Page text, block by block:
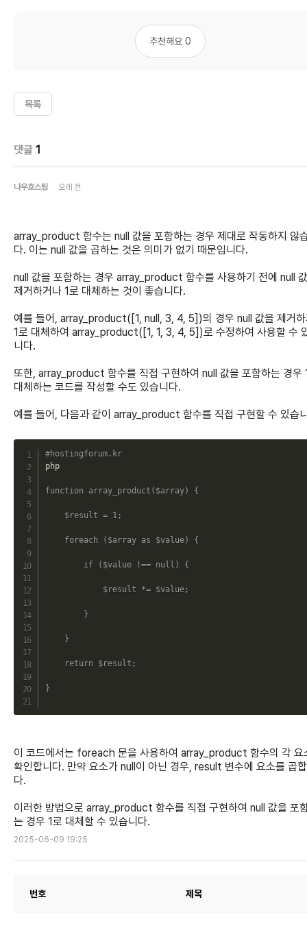
추천해요 0
목록
댓글 1
나우호스팅 오래 전
array_product 함수는 null 값을 포함하는 경우 제대로 작동하지 않
다. 이는 null 값을 곱하는 것은 의미가 없기 때문입니다.
null 값을 포함하는 경우 array_product 함수를 사용하기 전에 null
제거하거나 1로 대체하는 것이 좋습니다.
예를 들어, array_product([1, null, 3, 4, 5])의 경우 null 값을 제거
1로 대체하여 array_product([1, 1, 3, 4, 5])로 수정하여 사용할 수
니다.
또한, array_product 함수를 직접 구현하여 null 값을 포함하는 경우
대체하는 코드를 작성할 수도 있습니다.
예를 들어, 다음과 같이 array_product 함수를 직접 구현할 수 있습
#hostingforum.kr
php
function array_product ( $array) {
$result = 1;
foreach ( $array as $value) {
if ( $value !== null ) {
$result *= $value;
}
}
return $result ;
}
이 코드에서는 foreach 문을 사용하여 array_product 함수의 각 요
확인합니다. 만약 요소가 null이 아닌 경우, result 변수에 요소를 곱
다.
이러한 방법으로 array_product 함수를 직접 구현하여 null 값을 포
는 경우 1로 대체할 수 있습니다.
2025-06-09 19:25
번호 제목